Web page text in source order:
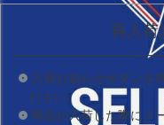
再入荷
入荷お知らせボタンを
ださい。
商品が入荷した際にメ